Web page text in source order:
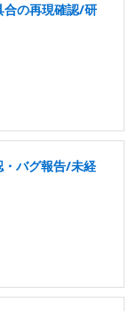
の再現確認/研
バグ報告/未経